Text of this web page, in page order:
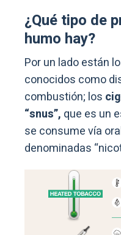
¿Qué tipo de
humo hay?
Por un lado están
conocidos como
combustión; los
“snus”, que es un
se consume vía
denominadas